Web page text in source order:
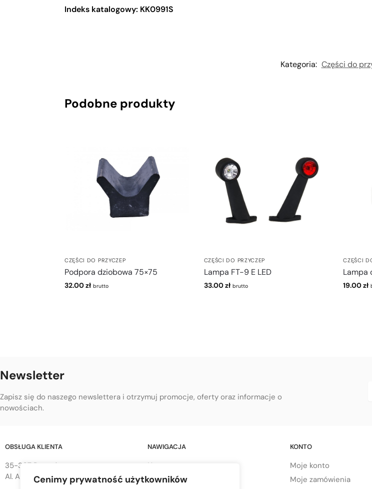
Cenimy prywatność użytkowników
Indeks katalogowy: KK0991S
Kategoria: Części do
Podobne produkty
CZĘŚCI DO PRZYCZEP
Podpora dziobowa 75×75
32.00zł brutto
CZĘŚCI DO PRZYCZEP
Lampa FT-9 E LED
33.00zł brutto
CZĘŚCI
Lampa
19.00zł
Newsletter
Zapisz się do naszego newslettera i otrzymuj promocje, oferty oraz informacje o
nowościach.
OBSŁUGA KLIENTA
35-307 Rzeszów
Al. Armii Krajowej 68
NAWIGACJA
Home
Sklep
KONTO
Moje konto
Moje zamówienia